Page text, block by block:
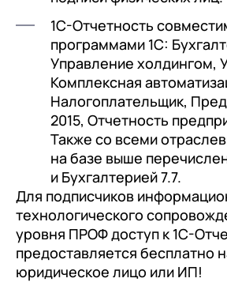
1С-Отчетность
программами 1С:
Управление холдингом,
Комплексная
Налогоплательщик,
2015, Отчетность
Также со всеми
на базе выше
и Бухгалтерией 7.7.
Для подписчиков
технологического
уровня ПРОФ доступ к 1С-
предоставляется бесплатно
юридическое лицо или ИП!
Отраслевые решения
Легкая логистика
Бизнес-аналитика (BI)
1С:Аналитика
Управление
с клиентами (CRM)
1С:CRM
Лицензии 1С
Сервисы 1С